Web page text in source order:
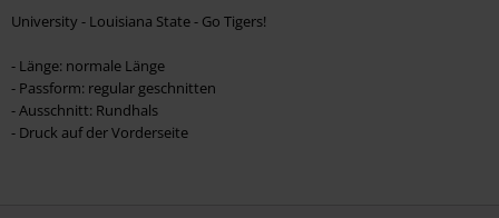
University - Louisiana State - Go Tigers!
- Länge: normale Länge
- Passform: regular geschnitten
- Ausschnitt: Rundhals
- Druck auf der Vorderseite